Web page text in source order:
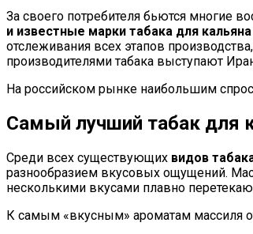
За своего потребителя бьются многие
и известные марки табака для кальяна
отслеживания всех этапов
производителями табака выступают
На российском рынке наибольшим
Самый лучший табак для
Среди всех существующих видов
разнообразием вкусовых ощущений.
несколькими вкусами плавно
К самым «вкусным» ароматам массиля